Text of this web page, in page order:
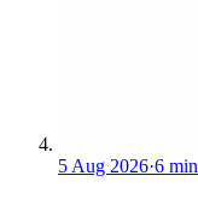
5 Aug 2026·6